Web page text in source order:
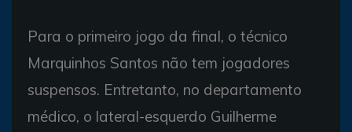
Para o primeiro jogo da final, o técnico
Marquinhos Santos não tem jogadores
suspensos. Entretanto, no departamento
médico, o lateral-esquerdo Guilherme